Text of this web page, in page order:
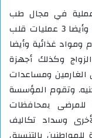
المؤسسة قد قامت بإجراء 60 عملية في مجال طب
وجراحات العيون للمرضى بمحافظة الغربية وأيضا 3 عمليات قلب
غذائية وأيضا
وكذلك أجهزة
ومساعدات
وتقوم المؤسسة
شهريا للمرضى بمحافظات
وسداد تكاليف